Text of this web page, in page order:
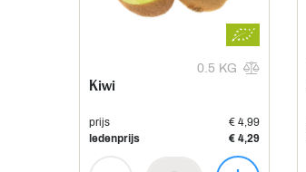
0.5 KG
Kiwi
prijs
€ 4,99
ledenprijs
€ 4,29